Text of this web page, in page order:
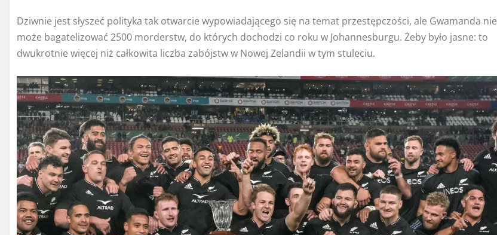
Dziwnie jest słyszeć polityka tak otwarcie wypowiadającego się na temat przestępczości, ale Gwamanda nie
może bagatelizować 2500 morderstw, do których dochodzi co roku w Johannesburgu. Żeby było jasne: to
dwukrotnie więcej niż całkowita liczba zabójstw w Nowej Zelandii w tym stuleciu.